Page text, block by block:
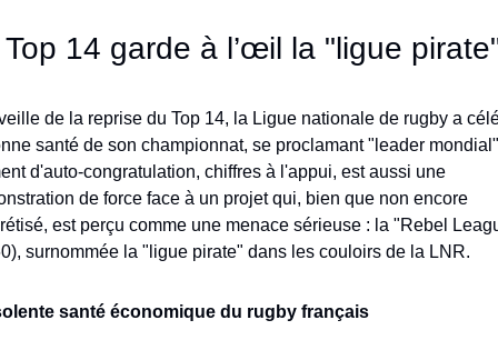
14 garde à l’œil la "ligue
de la reprise du Top 14, la Ligue nationale de rugby a
santé de son championnat, se proclamant "leader
d'auto-congratulation, chiffres à l'appui, est aussi une
de force face à un projet qui, bien que non encore
est perçu comme une menace sérieuse : la "Rebel
surnommée la "ligue pirate" dans les couloirs de la LNR.
santé économique du rugby français